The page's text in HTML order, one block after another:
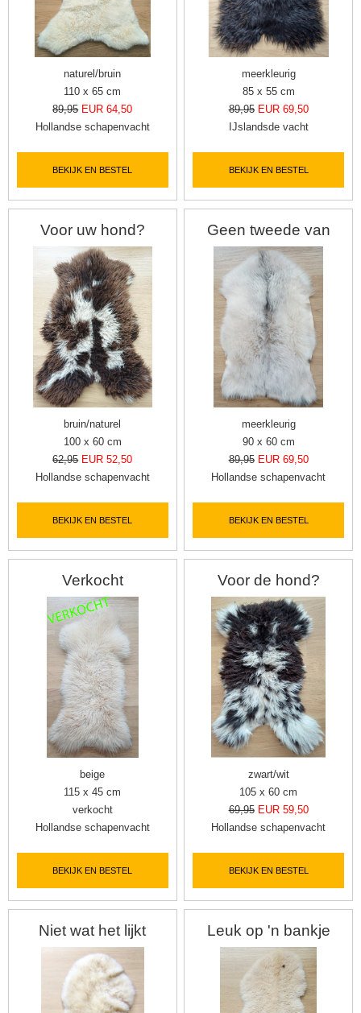
naturel/bruin
110 x 65 cm
89,95 EUR 64,50
Hollandse schapenvacht
BEKIJK EN BESTEL
meerkleurig
85 x 55 cm
89,95 EUR 69,50
IJslandsde vacht
BEKIJK EN BESTEL
Voor uw hond?
bruin/naturel
100 x 60 cm
62,95 EUR 52,50
Hollandse schapenvacht
BEKIJK EN BESTEL
Geen tweede van
meerkleurig
90 x 60 cm
89,95 EUR 69,50
Hollandse schapenvacht
BEKIJK EN BESTEL
Verkocht
beige
115 x 45 cm
verkocht
Hollandse schapenvacht
BEKIJK EN BESTEL
Voor de hond?
zwart/wit
105 x 60 cm
69,95 EUR 59,50
Hollandse schapenvacht
BEKIJK EN BESTEL
Niet wat het lijkt Leuk op 'n bankje